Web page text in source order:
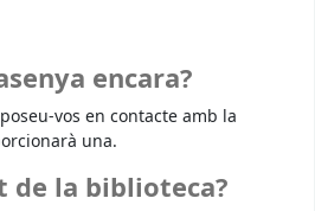
encara?
vos en contacte amb la
una.
de la biblioteca?